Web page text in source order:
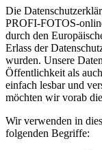
Die
PROFI-FOTOS-
durch den
Erlass der
wurden. Unsere
Öffentlichkeit als
einfach lesbar und
möchten wir vorab
Wir verwenden in
folgenden Begriffe: